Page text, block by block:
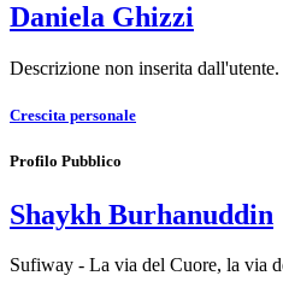
Daniela Ghizzi
Descrizione non inserita dall'utente.
Crescita personale
Profilo Pubblico
Shaykh Burhanuddin
Sufiway - La via del Cuore, la via